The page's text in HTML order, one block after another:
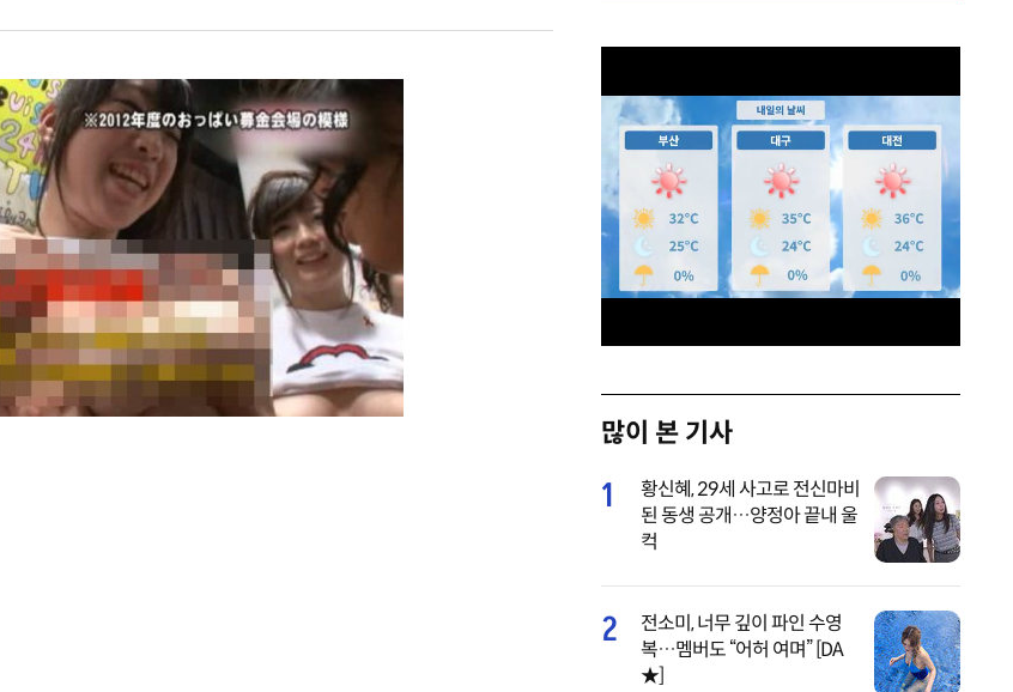
t
e
많이 본 기사
1
황신혜, 29세 사고로 전신마비
된 동생 공개…양정아 끝내 울
컥
2
전소미, 너무 깊이 파인 수영
복…멤버도 “어허 여며” [DA
★]